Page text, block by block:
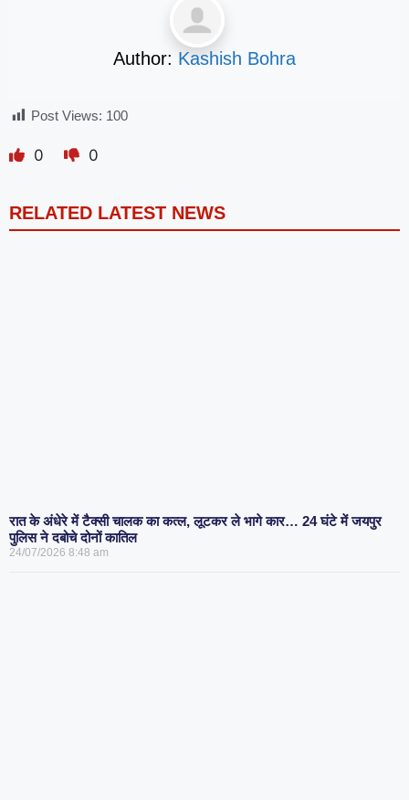
Author: Kashish Bohra
Post Views: 100
0 0
RELATED LATEST NEWS
रात के अंधेरे में टैक्सी चालक का कत्ल, लूटकर ले भागे कार… 24 घंटे में जयपुर
पुलिस ने दबोचे दोनों कातिल
24/07/2026 8:48 am